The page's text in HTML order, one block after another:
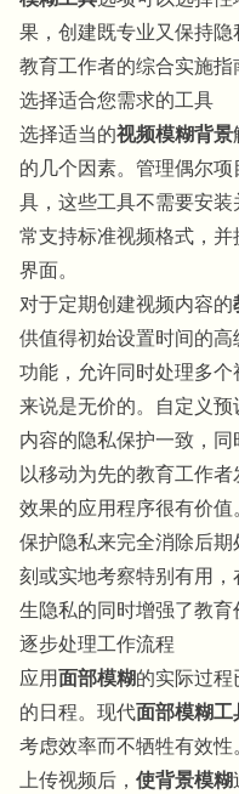
果，创建既专业又保持隐
教育工作者的综合实施指
选择适合您需求的工具
选择适当的视频模糊背景
的几个因素。管理偶尔项
具，这些工具不需要安
常支持标准视频格式，
界面。
对于定期创建视频内容的
供值得初始设置时间的
功能，允许同时处理多
来说是无价的。自定义
内容的隐私保护一致，同
以移动为先的教育工作
效果的应用程序很有价
保护隐私来完全消除后
刻或实地考察特别有用
生隐私的同时增强了教育
逐步处理工作流程
应用面部模糊的实际过
的日程。现代面部模糊工
考虑效率而不牺牲有效性。
上传视频后， 使背景模糊